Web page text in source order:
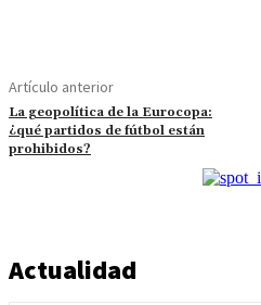
Artículo anterior
La geopolítica de la Eurocopa:
¿qué partidos de fútbol están
prohibidos?
Actualidad